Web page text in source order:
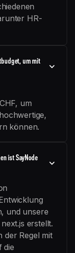
HR-
um mit
um
können.
ist SayNode
und unsere
erstellt.
der Regel mit
die